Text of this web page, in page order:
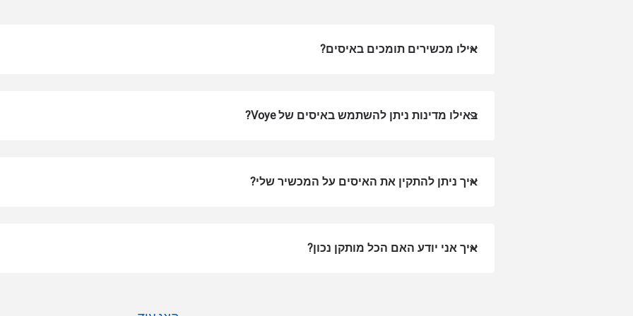
אילו מכשירים תומכים באיסים?
באילו מדינות ניתן להשתמש באיסים של Voye?
איך ניתן להתקין את האיסים על המכשיר שלי?
איך אני יודע האם הכל מותקן נכון?
your eSIM, start by checking if your device supports eSIM technology.